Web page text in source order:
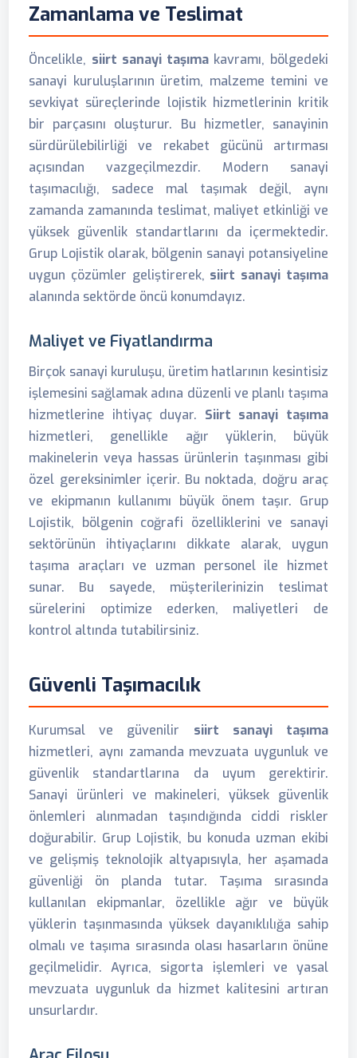
Zamanlama ve Teslimat
Öncelikle, siirt sanayi taşıma kavramı, bölgedeki
sanayi kuruluşlarının üretim, malzeme temini ve
sevkiyat süreçlerinde lojistik hizmetlerinin kritik
bir parçasını oluşturur. Bu hizmetler, sanayinin
sürdürülebilirliği ve rekabet gücünü artırması
açısından vazgeçilmezdir. Modern sanayi
taşımacılığı, sadece mal taşımak değil, aynı
zamanda zamanında teslimat, maliyet etkinliği ve
yüksek güvenlik standartlarını da içermektedir.
Grup Lojistik olarak, bölgenin sanayi potansiyeline
uygun çözümler geliştirerek, siirt sanayi taşıma
alanında sektörde öncü konumdayız.
Maliyet ve Fiyatlandırma
Birçok sanayi kuruluşu, üretim hatlarının kesintisiz
işlemesini sağlamak adına düzenli ve planlı taşıma
hizmetlerine ihtiyaç duyar. Siirt sanayi taşıma
hizmetleri, genellikle ağır yüklerin, büyük
makinelerin veya hassas ürünlerin taşınması gibi
özel gereksinimler içerir. Bu noktada, doğru araç
ve ekipmanın kullanımı büyük önem taşır. Grup
Lojistik, bölgenin coğrafi özelliklerini ve sanayi
sektörünün ihtiyaçlarını dikkate alarak, uygun
taşıma araçları ve uzman personel ile hizmet
sunar. Bu sayede, müşterilerinizin teslimat
sürelerini optimize ederken, maliyetleri de
kontrol altında tutabilirsiniz.
Güvenli Taşımacılık
Kurumsal ve güvenilir siirt sanayi taşıma
hizmetleri, aynı zamanda mevzuata uygunluk ve
güvenlik standartlarına da uyum gerektirir.
Sanayi ürünleri ve makineleri, yüksek güvenlik
önlemleri alınmadan taşındığında ciddi riskler
doğurabilir. Grup Lojistik, bu konuda uzman ekibi
ve gelişmiş teknolojik altyapısıyla, her aşamada
güvenliği ön planda tutar. Taşıma sırasında
kullanılan ekipmanlar, özellikle ağır ve büyük
yüklerin taşınmasında yüksek dayanıklılığa sahip
olmalı ve taşıma sırasında olası hasarların önüne
geçilmelidir. Ayrıca, sigorta işlemleri ve yasal
mevzuata uygunluk da hizmet kalitesini artıran
unsurlardır.